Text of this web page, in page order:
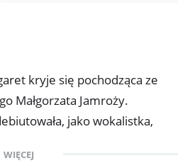
kryje się pochodząca ze
Małgorzata Jamroży.
jako wokalistka,
WIĘCEJ